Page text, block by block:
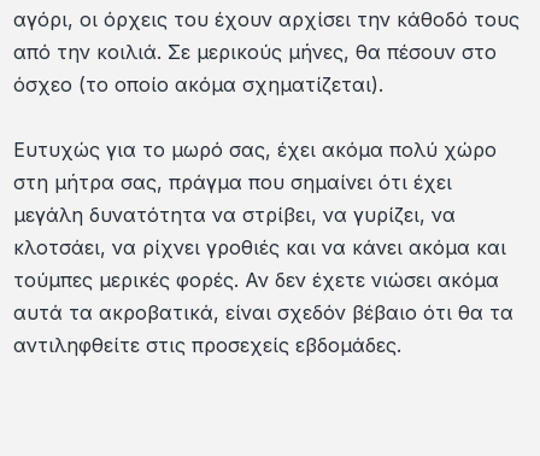
αγόρι, οι όρχεις του έχουν αρχίσει την κάθοδό τους
από την κοιλιά. Σε μερικούς μήνες, θα πέσουν στο
όσχεο (το οποίο ακόμα σχηματίζεται).
Ευτυχώς για το μωρό σας, έχει ακόμα πολύ χώρο
στη μήτρα σας, πράγμα που σημαίνει ότι έχει
μεγάλη δυνατότητα να στρίβει, να γυρίζει, να
κλοτσάει, να ρίχνει γροθιές και να κάνει ακόμα και
τούμπες μερικές φορές. Αν δεν έχετε νιώσει ακόμα
αυτά τα ακροβατικά, είναι σχεδόν βέβαιο ότι θα τα
αντιληφθείτε στις προσεχείς εβδομάδες.